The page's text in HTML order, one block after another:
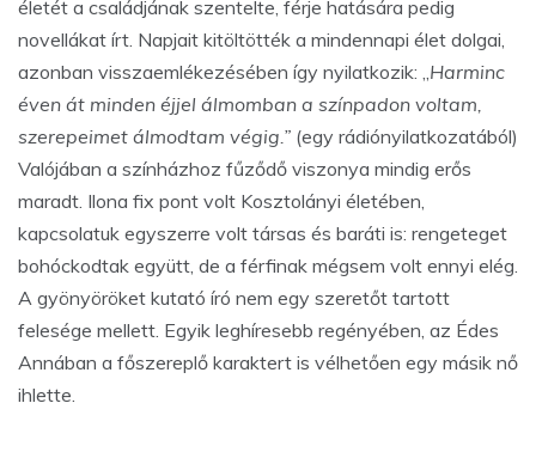
életét a családjának szentelte, férje hatására pedig
novellákat írt. Napjait kitöltötték a mindennapi élet dolgai,
azonban visszaemlékezésében így nyilatkozik: „ Harminc
éven át minden éjjel álmomban a színpadon voltam,
szerepeimet álmodtam végig.” (egy rádiónyilatkozatából)
Valójában a színházhoz fűződő viszonya mindig erős
maradt. Ilona fix pont volt Kosztolányi életében,
kapcsolatuk egyszerre volt társas és baráti is: rengeteget
bohóckodtak együtt, de a férfinak mégsem volt ennyi elég.
A gyönyöröket kutató író nem egy szeretőt tartott
felesége mellett. Egyik leghíresebb regényében, az Édes
Annában a főszereplő karaktert is vélhetően egy másik nő
ihlette.